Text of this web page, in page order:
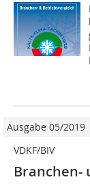
Ausgabe 05/2019
VDKF/BIV
Branchen-